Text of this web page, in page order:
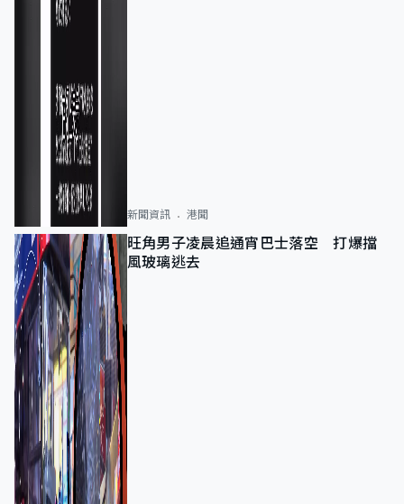
新聞資訊 港聞
旺角男子凌晨追通宵巴士落空 打爆擋
風玻璃逃去